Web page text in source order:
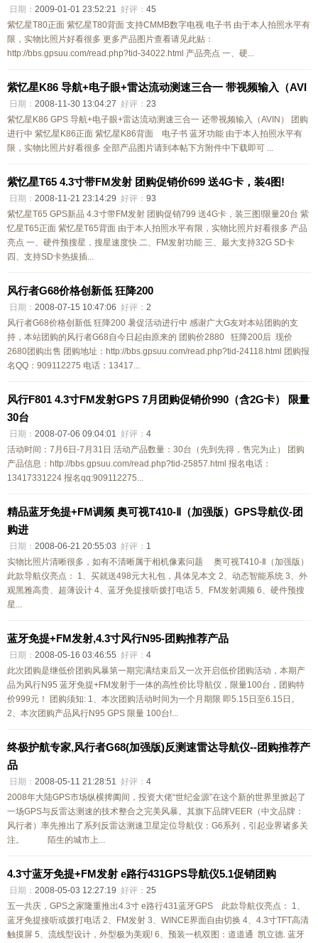
日期： 2009-01-01 23:52:21 好评： 45
紫忆星T80正面 紫忆星T80背面 支持CMMB数字电视 电子书 由于本人拍照水平有
限，实物比照片好看很多 更多产品图片查看请见此贴：
http://bbs.gpsuu.com/read.php?tid-34022.html 产品亮点 一、硬...
紫忆星K86 导航+电子眼+雷达流动测速三合一 带视频输入（AVI
日期： 2008-11-30 13:04:27 好评： 23
紫忆星K86 GPS 导航+电子眼+雷达流动测速三合一 还带视频输入（AVIN） 团购
进行中 紫忆星K86正面 紫忆星K86背面 电子书 蓝牙功能 由于本人拍照水平有
限，实物比照片好看很多 全部产品图片请到本帖下方附件中下载即可 ...
紫忆星T65 4.3寸带FM发射 团购促销价699 送4G卡，装4图!
日期： 2008-11-21 23:14:29 好评： 93
紫忆星T65 GPS新品 4.3寸带FM发射 团购促销799 送4G卡，装三图!限量20台 紫
忆星T65正面 紫忆星T65背面 由于本人拍照水平有限，实物比照片好看很多 产品
亮点 一、硬件预搜星，搜星速度快 二、FM发射功能 三、最大支持32G SD卡
四、支持SD卡热拔插...
风行者G68价格创新低 狂降200
日期： 2008-07-15 10:47:06 好评： 2
风行者G68价格创新低 狂降200 暑促活动进行中 感谢广大G友对本站团购的支
持，本站团购的风行者G68自今日起由原来的 团购价2880 狂降200后 现价
2680团购出售 团购地址：http://bbs.gpsuu.com/read.php?tid-24118.html 团购报
名QQ：909112275 电话：13417...
风行F801 4.3寸FM发射GPS 7月团购促销价990（含2G卡） 限量
30台
日期： 2008-07-06 09:04:01 好评： 4
活动时间：7月6日-7月31日 活动产品数量：30台（先到先得，售完为止） 团购
产品信息：http://bbs.gpsuu.com/read.php?tid-25857.html 报名电话：
13417331224 报名qq:909112275...
精品蓝牙免提+FM调频 奥可视T410-Ⅱ（加强版）GPS导航仪-团
购进
日期： 2008-06-21 20:55:03 好评： 1
实物比照片清晰很多，如有不清晰属于相机像素问题 奥可视T410-Ⅱ（加强版）
此款导航仪亮点： 1、买就送498元大礼包，具体见本文 2、动态智能系统 3、外
观黑雅高贵、超薄设计 4、蓝牙免提接听拨打电话 5、FM发射调频 6、硬件预搜
星...
蓝牙免提+FM发射,4.3寸风行N95-团购推荐产品
日期： 2008-05-16 03:46:55 好评： 4
此次团购是继低价团购风暴第一期完满结束后又一次开启低价团购活动，本期产
品为风行N95 蓝牙免提+FM发射于一体的高性价比导航仪，限量100台，团购特
价999元！ 团购须知: 1、本次团购活动时间为一个月期限 即5.15日至6.15日。
2、本次团购产品风行N95 GPS 限量 100台!...
终极护航专家,风行者G68(加强版)反测速雷达导航仪--团购推荐产
品
日期： 2008-05-11 21:28:51 好评： 4
2008年大陆GPS市场纵横捭阖间，投资大佬“世纪金源”在这个新的世界里掀起了
一场GPS与反雷达测速的技术整合之完美风暴。其旗下品牌VEER（中文品牌：
风行者）率先推出了系列反雷达测速卫星定位导航仪：G6系列，引起业界诸多关
注。 陌生的城市上...
4.3寸蓝牙免提+FM发射 e路行431GPS导航仪5.1促销团购
日期： 2008-05-03 12:27:19 好评： 25
五一共庆，GPS之家隆重推出4.3寸 e路行431蓝牙GPS 此款导航仪亮点： 1、
蓝牙免提接听或拨打电话 2、FM发射 3、WINCE界面自由切换 4、4.3寸TFT高清
触摸屏 5、流线型设计，外型极为美观! 6、预装一机双图：道道通 凯立德. 蓝牙